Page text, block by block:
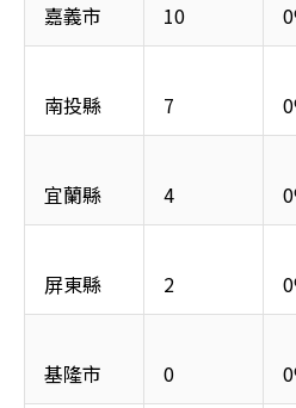
嘉義市 10
南投縣 7
宜蘭縣 4
屏東縣 2
基隆市 0